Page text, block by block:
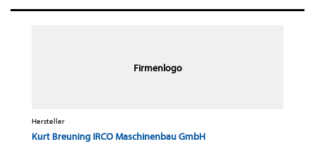
Firmenlogo
Hersteller
Kurt Breuning IRCO Maschinenbau GmbH